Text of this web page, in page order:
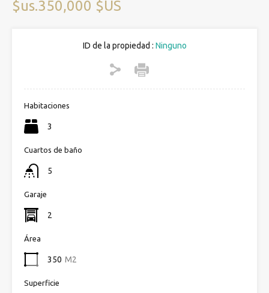
$us.350,000 $US
ID de la propiedad : Ninguno
Habitaciones
3
Cuartos de baño
5
Garaje
2
Área
350 M2
Superficie